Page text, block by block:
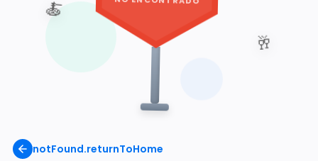
notFound.returnToHome
🥂
🍝